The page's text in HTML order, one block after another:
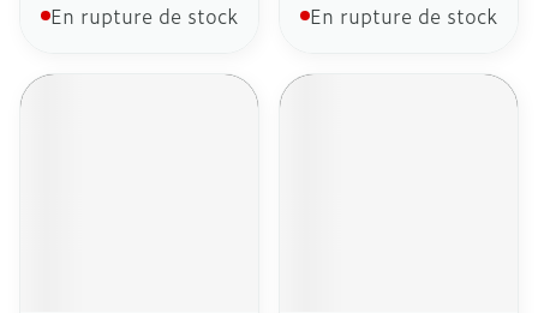
En rupture de stock En rupture de stock